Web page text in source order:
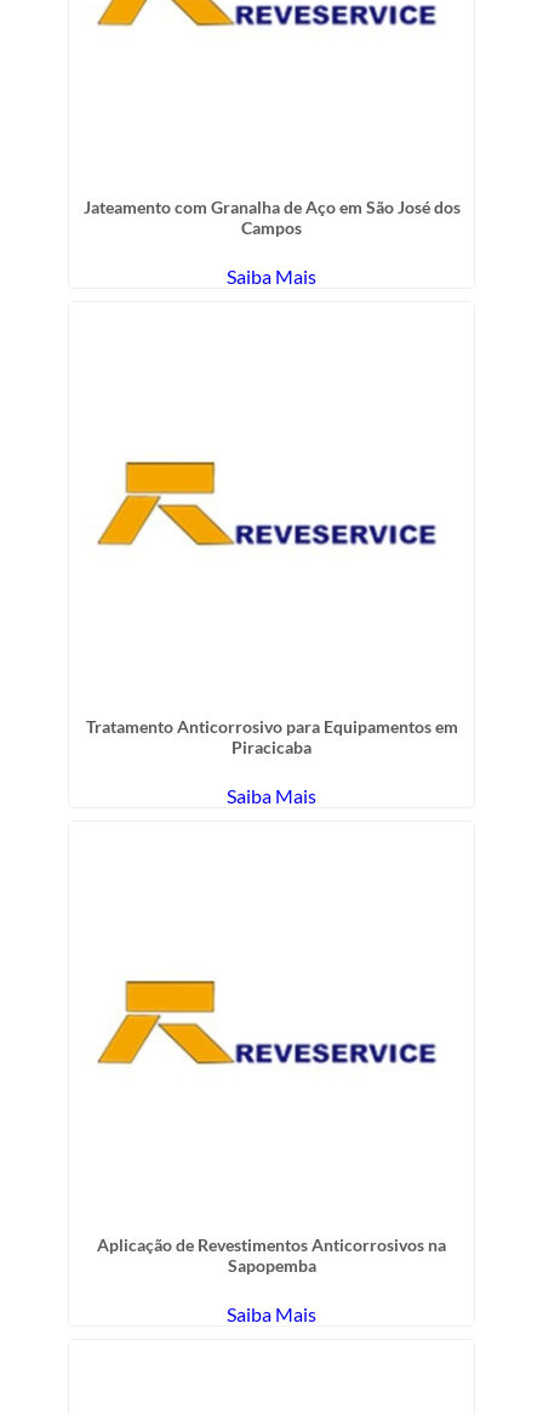
Jateamento com Granalha de Aço em São José dos
Campos
Saiba Mais
Tratamento Anticorrosivo para Equipamentos em
Piracicaba
Saiba Mais
Aplicação de Revestimentos Anticorrosivos na
Sapopemba
Saiba Mais